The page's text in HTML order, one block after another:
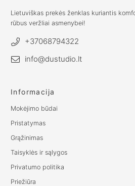
Lietuviškas prekės ženklas kuriantis
rūbus veržliai asmenybei!
+37068794322
info@dustudio.lt
Informacija
Mokėjimo būdai
Pristatymas
Grąžinimas
Taisyklės ir sąlygos
Privatumo politika
Priežiūra